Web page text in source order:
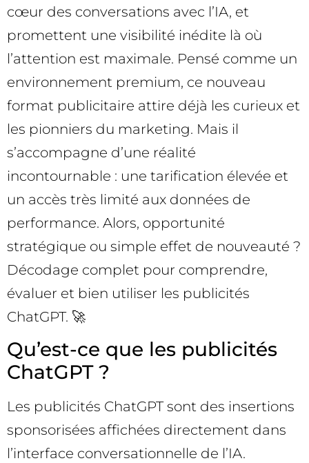
cœur des conversations avec l’IA, et
promettent une visibilité inédite là où
l’attention est maximale. Pensé comme un
environnement premium, ce nouveau
format publicitaire attire déjà les curieux et
les pionniers du marketing. Mais il
s’accompagne d’une réalité
incontournable : une tarification élevée et
un accès très limité aux données de
performance. Alors, opportunité
stratégique ou simple effet de nouveauté ?
Décodage complet pour comprendre,
évaluer et bien utiliser les publicités
ChatGPT. 🚀
Qu’est-ce que les publicités
ChatGPT ?
Les publicités ChatGPT sont des insertions
sponsorisées affichées directement dans
l’interface conversationnelle de l’IA.